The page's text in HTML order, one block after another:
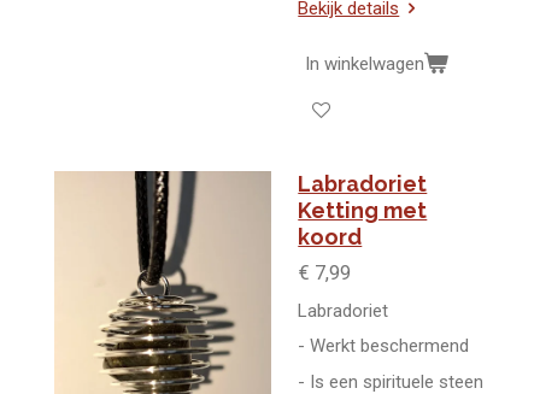
Bekijk details
In winkelwagen
Labradoriet
Ketting met
koord
€ 7,99
Labradoriet
- Werkt beschermend
- Is een spirituele steen